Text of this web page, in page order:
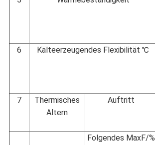
6
Kälteerzeugendes Flexibilität ℃
7
Thermisches
Altern
Auftritt
Folgendes MaxF/%